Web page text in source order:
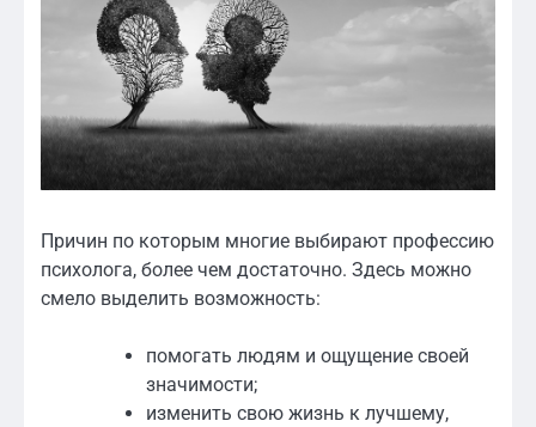
Причин по которым многие выбирают профессию
психолога, более чем достаточно. Здесь можно
смело выделить возможность:
помогать людям и ощущение своей
значимости;
изменить свою жизнь к лучшему,